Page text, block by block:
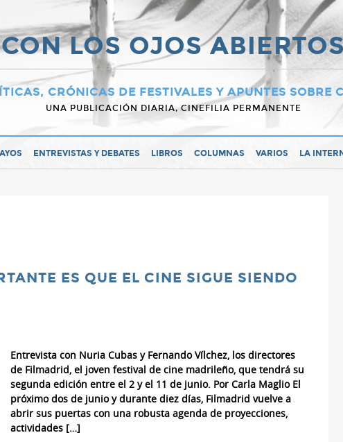
CON LOS OJOS
CRÓNICAS DE FESTIVALES Y APUNTES SOBRE
UNA PUBLICACIÓN DIARIA, CINEFILIA PERMANENTE
ENTREVISTAS Y DEBATES LIBROS COLUMNAS VARIOS LA
ES QUE EL CINE SIGUE SIENDO
Entrevista con Nuria Cubas y Fernando Vílchez, los directores
de Filmadrid, el joven festival de cine madrileño, que tendrá su
segunda edición entre el 2 y el 11 de junio. Por Carla Maglio El
próximo dos de junio y durante diez días, Filmadrid vuelve a
abrir sus puertas con una robusta agenda de proyecciones,
actividades […]